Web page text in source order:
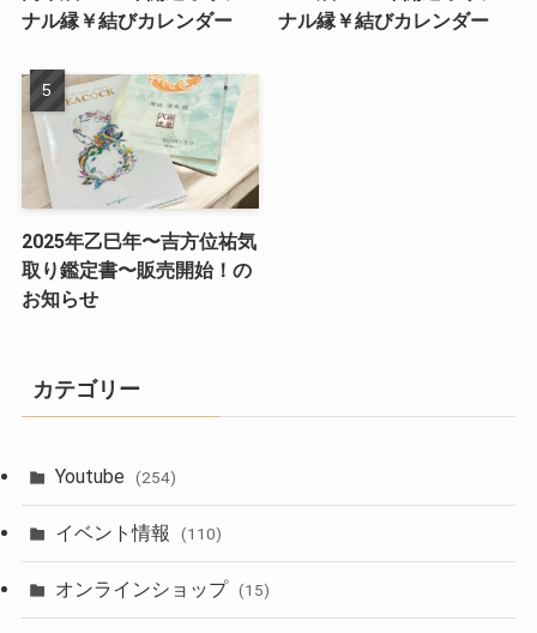
ナル縁￥結びカレンダー
ナル縁￥結びカレンダー
2025年乙巳年〜吉方位祐気
取り鑑定書〜販売開始！の
お知らせ
カテゴリー
Youtube (254)
イベント情報 (110)
オンラインショップ (15)